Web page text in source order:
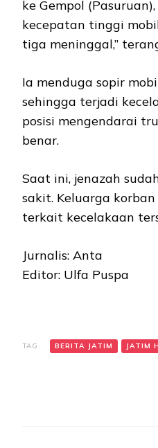
ke Gempol
kecepatan tinggi
tiga meninggal,”
Ia menduga sopir
sehingga terjadi
posisi mengendarai
benar.
Saat ini, jenazah
sakit. Keluarga
terkait kecelakaan
Jurnalis: Anta
Editor: Ulfa Puspa
TAG: BERITA JATIM JATIM